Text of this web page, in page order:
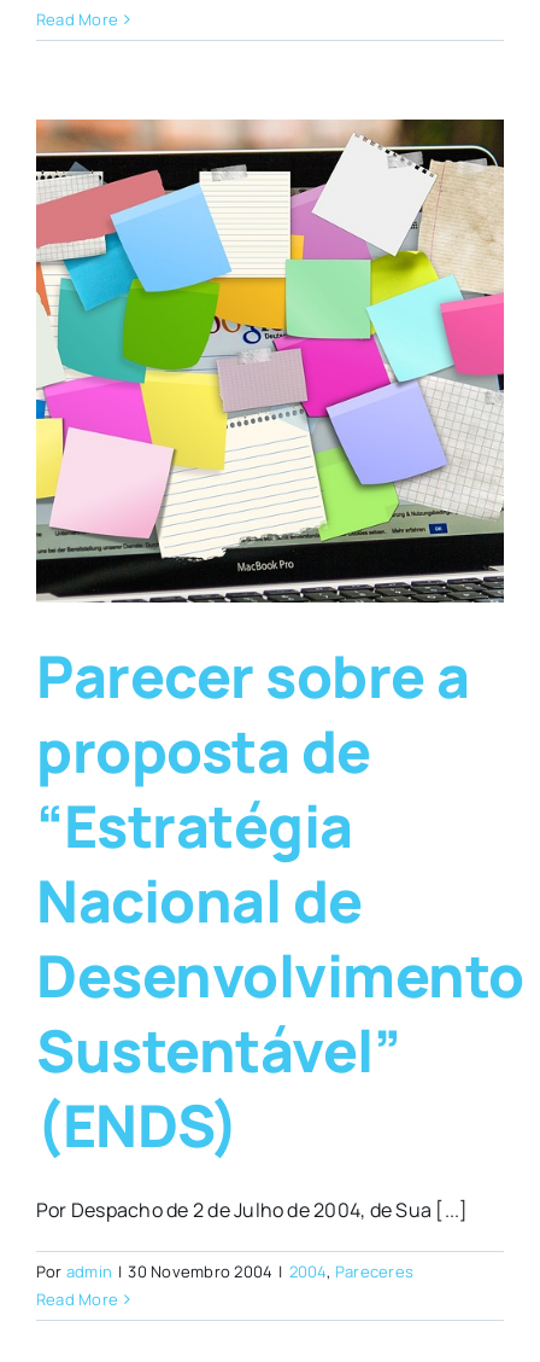
Read More
Parecer sobre a
proposta de
“Estratégia
Nacional de
Desenvolvimento
Sustentável”
(ENDS)
Por Despacho de 2 de Julho de 2004, de Sua [...]
Por admin | 30 Novembro 2004 | 2004, Pareceres
Read More